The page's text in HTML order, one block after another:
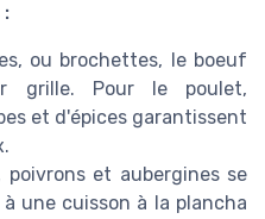
ou brochettes, le boeuf
grille. Pour le poulet,
et d'épices garantissent
poivrons et aubergines se
une cuisson à la plancha